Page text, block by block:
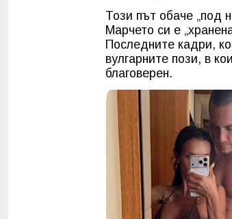
Този път обаче „под
Марчето си е
Последните кадри,
вулгарните пози, в
благоверен.